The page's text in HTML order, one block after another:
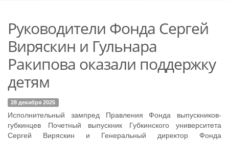
Руководители Фонда Сергей
Виряскин и Гульнара
Ракипова оказали поддержку
детям
28 декабря 2025
Исполнительный зампред Правления Фонда выпускников-
губкинцев Почетный выпускник Губкинского университета
Сергей Виряскин и Генеральный директор Фонда